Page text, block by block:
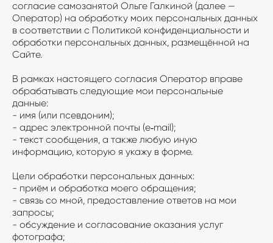
согласие самозанятой Ольге Галкиной (далее —
Оператор) на обработку моих персональных данных
в соответствии с Политикой конфиденциальности и
обработки персональных данных, размещённой на
Сайте.
В рамках настоящего согласия Оператор вправе
обрабатывать следующие мои персональные
данные:
- имя (или псевдоним);
- адрес электронной почты (e‑mail);
- текст сообщения, а также любую иную
информацию, которую я укажу в форме.
Цели обработки персональных данных:
- приём и обработка моего обращения;
- связь со мной, предоставление ответов на мои
запросы;
- обсуждение и согласование оказания услуг
фотографа;